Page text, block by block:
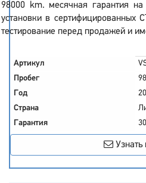
98000 km. месячная гарантия
установки в сертифицированных
тестирование перед продажей и
Артикул
Пробег
Год
Страна
Гарантия
Узнать